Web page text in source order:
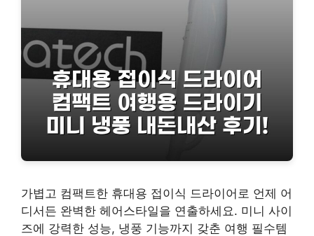
가볍고 컴팩트한 휴대용 접이식 드라이어로 언제 어
디서든 완벽한 헤어스타일을 연출하세요. 미니 사이
즈에 강력한 성능, 냉풍 기능까지 갖춘 여행 필수템